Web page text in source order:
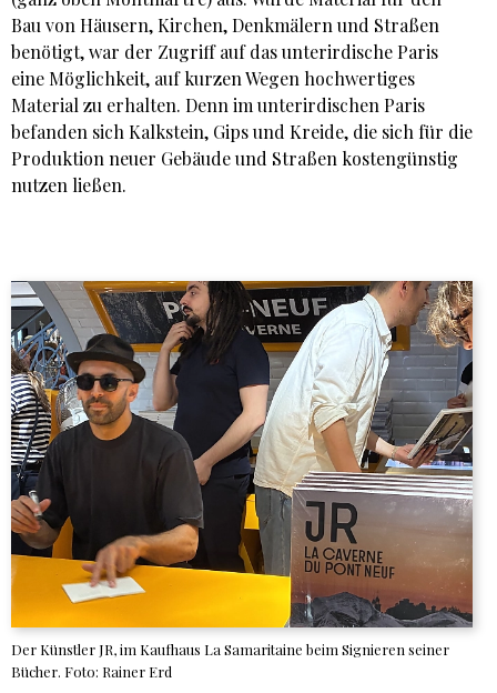
Bau von Häusern, Kirchen, Denkmälern und Straßen
benötigt, war der Zugriff auf das unterirdische Paris
eine Möglichkeit, auf kurzen Wegen hochwertiges
Material zu erhalten. Denn im unterirdischen Paris
befanden sich Kalkstein, Gips und Kreide, die sich für die
Produktion neuer Gebäude und Straßen kostengünstig
nutzen ließen.
Der Künstler JR, im Kaufhaus La Samaritaine beim Signieren seiner
Bücher. Foto: Rainer Erd